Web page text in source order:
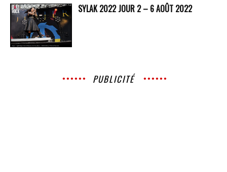
SYLAK 2022 JOUR 2 – 6 AOÛT 2022
PUBLICITÉ